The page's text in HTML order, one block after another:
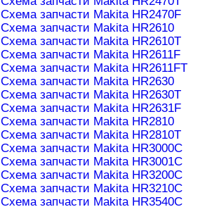
Схема запчасти Makita HR2470F
Схема запчасти Makita HR2610
Схема запчасти Makita HR2610T
Схема запчасти Makita HR2611F
Схема запчасти Makita HR2611FT
Схема запчасти Makita HR2630
Схема запчасти Makita HR2630T
Схема запчасти Makita HR2631F
Схема запчасти Makita HR2810
Схема запчасти Makita HR2810T
Схема запчасти Makita HR3000C
Схема запчасти Makita HR3001C
Схема запчасти Makita HR3200C
Схема запчасти Makita HR3210C
Схема запчасти Makita HR3540C